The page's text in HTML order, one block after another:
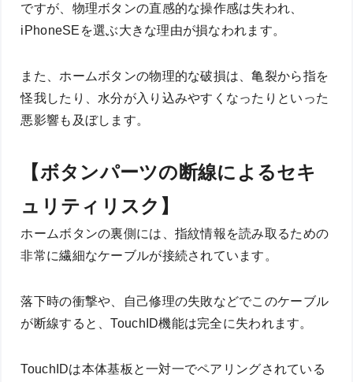
ですが、物理ボタンの直感的な操作感は失われ、
iPhoneSEを選ぶ大きな理由が損なわれます。
また、ホームボタンの物理的な破損は、亀裂から指を
怪我したり、水分が入り込みやすくなったりといった
悪影響も及ぼします。
【ボタンパーツの断線によるセキ
ュリティリスク】
ホームボタンの裏側には、指紋情報を読み取るための
非常に繊細なケーブルが接続されています。
落下時の衝撃や、自己修理の失敗などでこのケーブル
が断線すると、TouchID機能は完全に失われます。
TouchIDは本体基板と一対一でペアリングされている